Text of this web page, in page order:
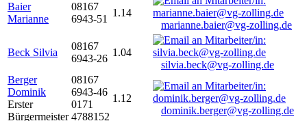
Baier
Marianne
08167
6943-51
1.14
marianne.baier@vg-zolling.de
Beck Silvia
08167
6943-26
1.04
silvia.beck@vg-zolling.de
Berger
Dominik
Erster
Bürgermeister
08167
6943-46
0171
4788152
1.12
dominik.berger@vg-zolling.de